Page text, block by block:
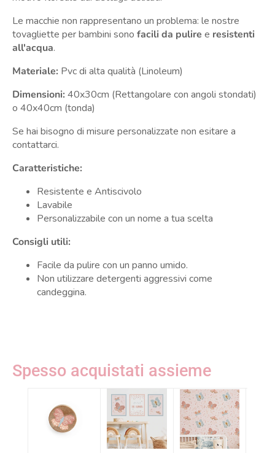
Le macchie non rappresentano un problema: le nostre
tovagliette per bambini sono facili da pulire e resistenti
all'acqua.
Materiale: Pvc di alta qualità (Linoleum)
Dimensioni: 40x30cm (Rettangolare con angoli stondati)
o 40x40cm (tonda)
Se hai bisogno di misure personalizzate non esitare a
contattarci.
Caratteristiche:
Resistente e Antiscivolo
Lavabile
Personalizzabile con un nome a tua scelta
Consigli utili:
Facile da pulire con un panno umido.
Non utilizzare detergenti aggressivi come
candeggina.
Spesso acquistati assieme